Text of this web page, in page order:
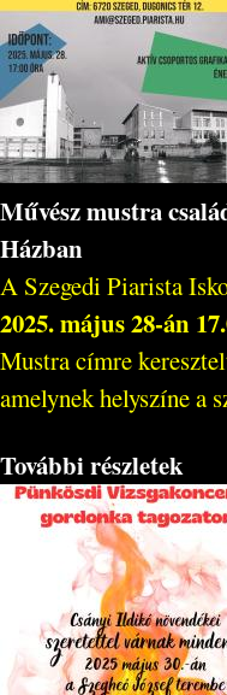
Művész mustra
Házban
A Szegedi Piarista
2025. május 28-án
Mustra címre
amelynek helyszíne a
További részletek